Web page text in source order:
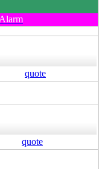
quote
quote